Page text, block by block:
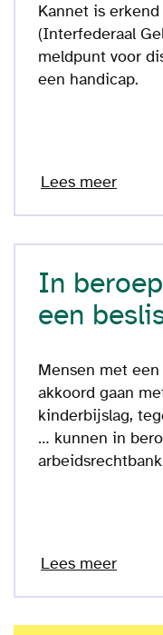
Kannet is
(Interfederaal
meldpunt voor
een handicap.
Lees meer
In
een
Mensen met
akkoord gaan
kinderbijslag,
… kunnen in
Lees meer